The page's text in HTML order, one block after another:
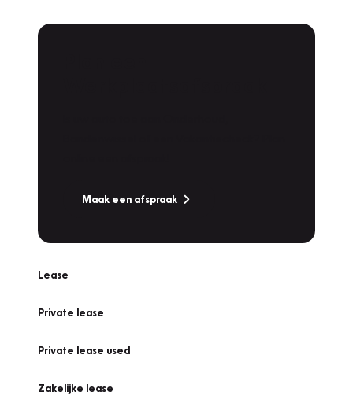
Maak een afspraak
Lease
Private lease
Private lease used
Zakelijke lease